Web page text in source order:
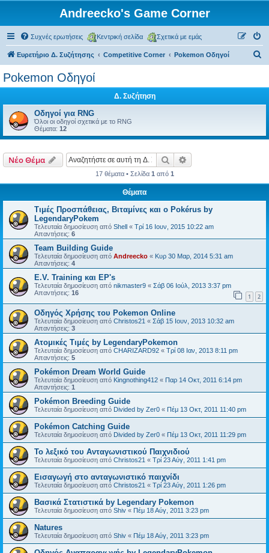
Andreecko's Game Corner
Συχνές ερωτήσεις Κεντρική σελίδα Σχετικά με εμάς
Ευρετήριο Δ. Συζήτησης Competitive Corner Pokemon Οδηγοί
η
Pokemon Οδηγοί
Δ. Συζήτηση
Οδηγοί για RNG
Όλοι οι οδηγοί σχετικά με το RNG
Θέματα: 12
Νέο Θέμα Αναζήτηση
17 θέματα • Σελίδα 1 από 1
Θέματα
Τιμές Προσπάθειας, Βιταμίνες και ο Pokérus by
LegendaryPokem
Τελευταία δημοσίευση από Shell « Τρί 16 Ιουν, 2015 10:22 am
Απαντήσεις: 6
Team Building Guide
Τελευταία δημοσίευση από Andreecko « Κυρ 30 Μαρ, 2014 5:31 am
Απαντήσεις: 4
E.V. Training και EP's
Τελευταία δημοσίευση από nikmaster9 « Σάβ 06 Ιούλ, 2013 3:37 pm
Απαντήσεις: 16 1 2
Οδηγός Χρήσης του Pokemon Online
Τελευταία δημοσίευση από Christos21 « Σάβ 15 Ιουν, 2013 10:32 am
Απαντήσεις: 3
Ατομικές Τιμές by LegendaryPokemon
Τελευταία δημοσίευση από CHARIZARD92 « Τρί 08 Ιαν, 2013 8:11 pm
Απαντήσεις: 5
Pokémon Dream World Guide
Τελευταία δημοσίευση από Kingnothing412 « Παρ 14 Οκτ, 2011 6:14 pm
Απαντήσεις: 1
Pokémon Breeding Guide
Τελευταία δημοσίευση από Divided by Zer0 « Πέμ 13 Οκτ, 2011 11:40 pm
Pokémon Catching Guide
Τελευταία δημοσίευση από Divided by Zer0 « Πέμ 13 Οκτ, 2011 11:29 pm
Το λεξικό του Ανταγωνιστικού Παιχνιδιού
Τελευταία δημοσίευση από Christos21 « Τρί 23 Αύγ, 2011 1:41 pm
Εισαγωγή στο ανταγωνιστικό παιχνίδι
Τελευταία δημοσίευση από Christos21 « Τρί 23 Αύγ, 2011 1:26 pm
Βασικά Στατιστικά by Legendary Pokemon
Τελευταία δημοσίευση από Shiv « Πέμ 18 Αύγ, 2011 3:23 pm
Natures
Τελευταία δημοσίευση από Shiv « Πέμ 18 Αύγ, 2011 3:23 pm